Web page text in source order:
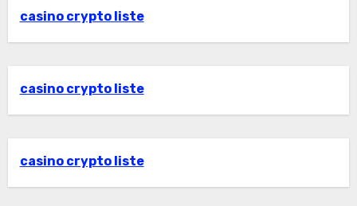
casino crypto liste
casino crypto liste
casino crypto liste